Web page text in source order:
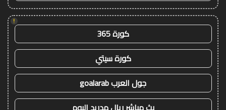
!
كورة 365
كورة سيتي
جول العرب goalarab